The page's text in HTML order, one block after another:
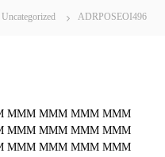
Uncategorized ADRPOSEOI496
MMM MMM MMM MMM
MMM MMM MMM MMM
MMM MMM MMM MMM